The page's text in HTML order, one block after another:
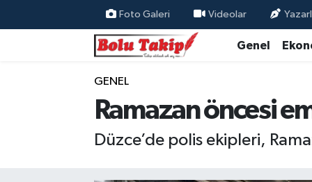
Foto Galeri Videolar
Genel
GENEL
Ramazan öncesi
Düzce’de polis ekipleri,